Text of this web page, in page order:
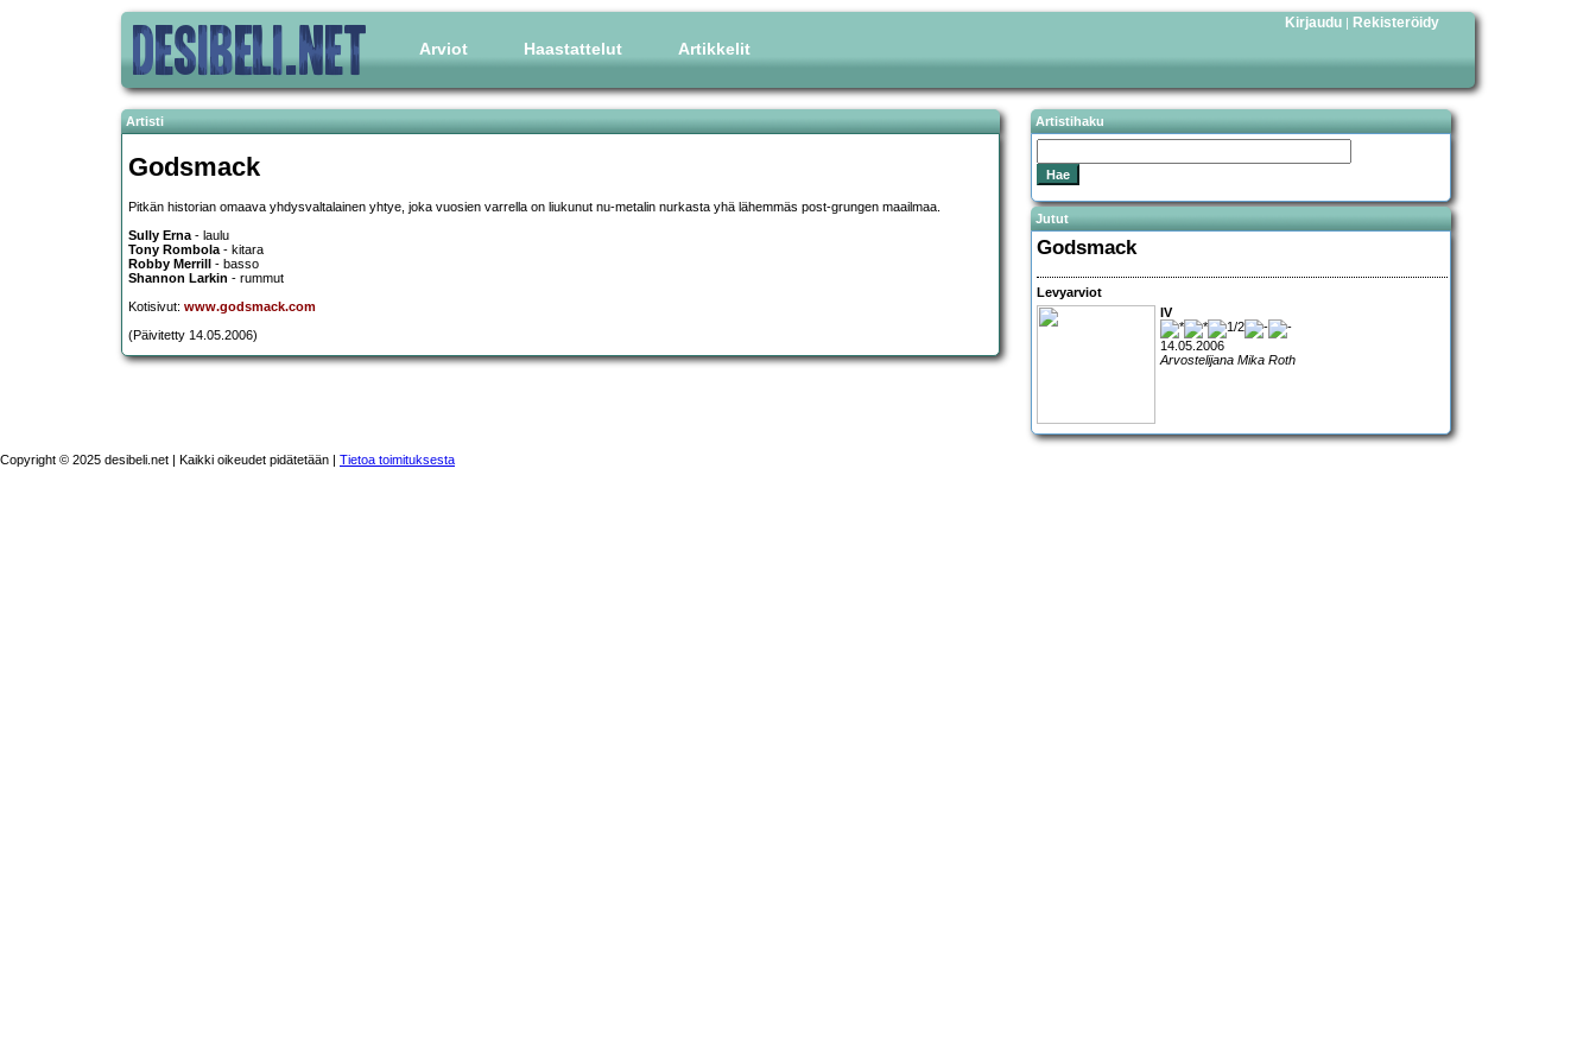
Arviot Haastattelut Artikkelit
Kirjaudu | Rekisteröidy
Artisti
Godsmack
Pitkän historian omaava yhdysvaltalainen yhtye, joka vuosien varrella on liukunut nu-metalin nurkasta yhä lähemmäs post-grungen maailmaa.
Sully Erna- laulu
Tony Rombola- kitara
Robby Merrill
- basso
Shannon Larkin - rummut
Kotisivut: www.godsmack.com
(Päivitetty 14.05.2006)
Artistihaku
Jutut
Godsmack
Levyarviot
IV
14.05.2006
Arvostelijana Mika Roth
Copyright © 2025 desibeli.net | Kaikki oikeudet pidätetään | Tietoa toimituksesta